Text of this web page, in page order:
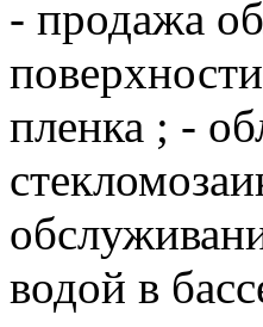
- продажа
пленка ; -
водой в